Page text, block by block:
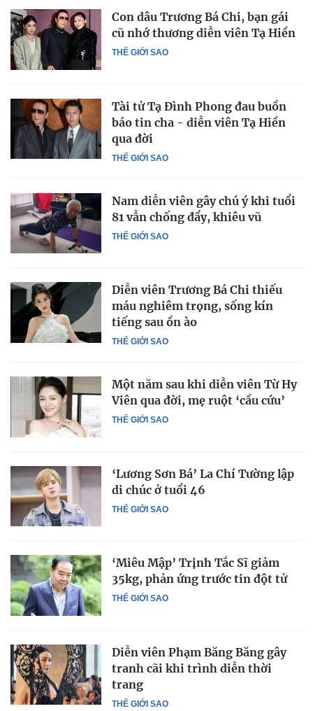
THẾ GIỚI SAO
Con dâu Trương Bá Chi, bạn gái
cũ nhớ thương diễn viên Tạ Hiền
THẾ GIỚI SAO
Tài tử Tạ Đình Phong đau buồn
báo tin cha - diễn viên Tạ Hiền
qua đời
THẾ GIỚI SAO
Nam diễn viên gây chú ý khi tuổi
81 vẫn chống đẩy, khiêu vũ
THẾ GIỚI SAO
Diễn viên Trương Bá Chi thiếu
máu nghiêm trọng, sống kín
tiếng sau ồn ào
THẾ GIỚI SAO
Một năm sau khi diễn viên Từ Hy
Viên qua đời, mẹ ruột ‘cầu cứu’
THẾ GIỚI SAO
‘Lương Sơn Bá’ La Chí Tường lập
di chúc ở tuổi 46
THẾ GIỚI SAO
‘Miêu Mập’ Trịnh Tắc Sĩ giảm
35kg, phản ứng trước tin đột tử
THẾ GIỚI SAO
Diễn viên Phạm Băng Băng gây
tranh cãi khi trình diễn thời
trang